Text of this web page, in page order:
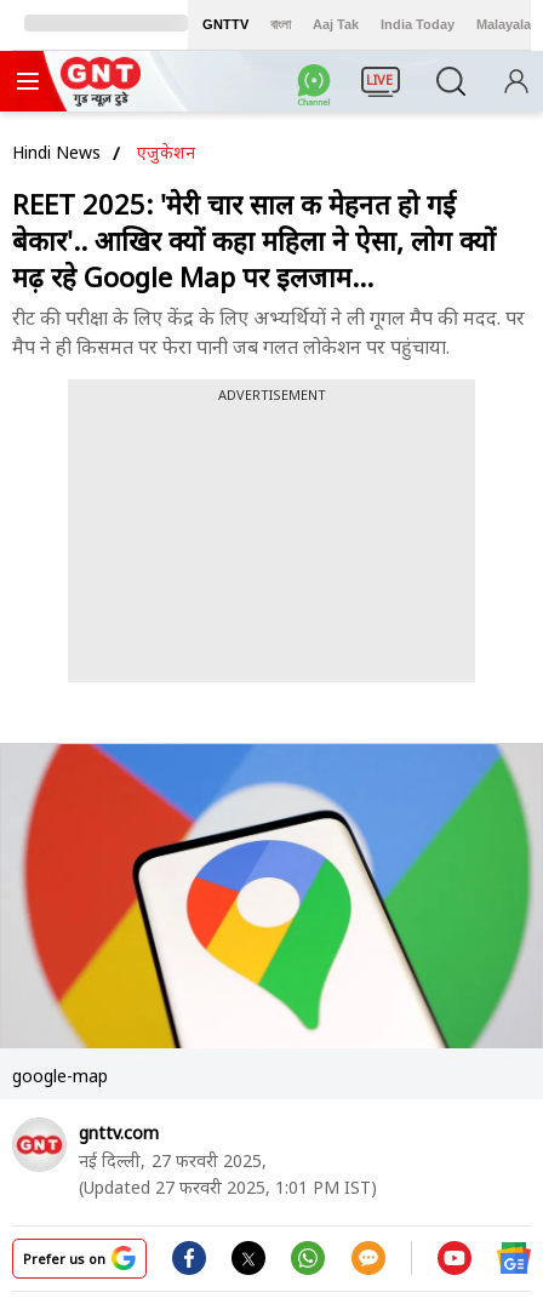
GNTTV বাংলা Aaj Tak India Today Malayalam
LIVE
Hindi News एजुकेशन
REET 2025: 'मेरी चार साल की मेहनत हो गई
बेकार'.. आखिर क्यों कहा महिला ने ऐसा, लोग क्यों
मढ़ रहे Google Map पर इलजाम...
रीट की परीक्षा के लिए केंद्र के लिए अभ्यर्थियों ने ली गूगल मैप की मदद. पर
मैप ने ही किसमत पर फेरा पानी जब गलत लोकेशन पर पहुंचाया.
ADVERTISEMENT
google-map
gnttv.com
नई दिल्ली, 27 फरवरी 2025,
(Updated 27 फरवरी 2025, 1:01 PM IST)
Prefer us on